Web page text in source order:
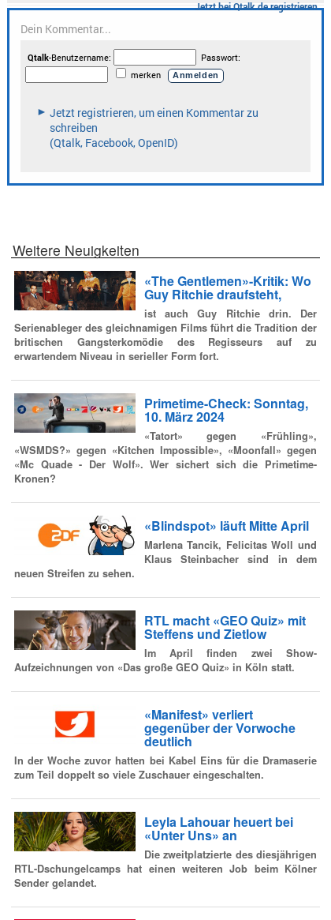
Weitere Neuigkeiten
«The Gentlemen»-Kritik: Wo
Guy Ritchie draufsteht,
ist auch Guy Ritchie drin. Der
Serienableger des gleichnamigen Films führt die Tradition der
britischen Gangsterkomödie des Regisseurs auf zu
erwartendem Niveau in serieller Form fort.
Primetime-Check: Sonntag,
10. März 2024
«Tatort» gegen «Frühling»,
«WSMDS?» gegen «Kitchen Impossible», «Moonfall» gegen
«Mc Quade - Der Wolf». Wer sichert sich die Primetime-
Kronen?
«Blindspot» läuft Mitte April
Marlena Tancik, Felicitas Woll und
Klaus Steinbacher sind in dem
neuen Streifen zu sehen.
RTL macht «GEO Quiz» mit
Steffens und Zietlow
Im April finden zwei Show-
Aufzeichnungen von «Das große GEO Quiz» in Köln statt.
«Manifest» verliert
gegenüber der Vorwoche
deutlich
In der Woche zuvor hatten bei Kabel Eins für die Dramaserie
zum Teil doppelt so viele Zuschauer eingeschalten.
Leyla Lahouar heuert bei
«Unter Uns» an
Die zweitplatzierte des diesjährigen
RTL-Dschungelcamps hat einen weiteren Job beim Kölner
Sender gelandet.